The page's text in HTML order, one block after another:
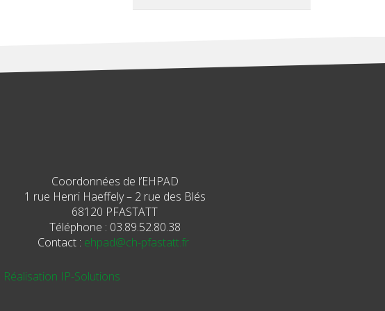
Coordonnées de l’EHPAD
1 rue Henri Haeffely – 2 rue des Blés
68120 PFASTATT
Téléphone : 03.89.52.80.38
Contact : ehpad@ch-pfastatt.fr
Réalisation IP-Solutions